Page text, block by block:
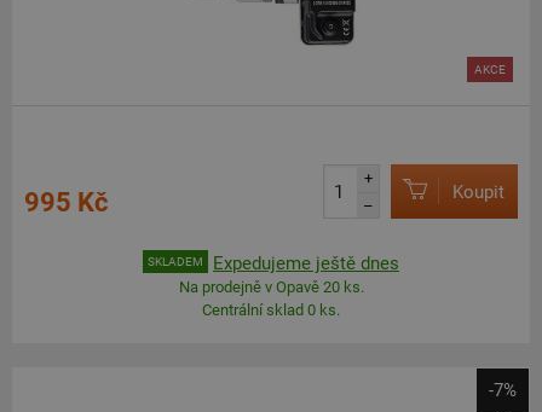
AKCE
995 Kč
+
–
Koupit
SKLADEM Expedujeme ještě dnes
Na prodejně v Opavě 20 ks.
Centrální sklad 0 ks.
-7%